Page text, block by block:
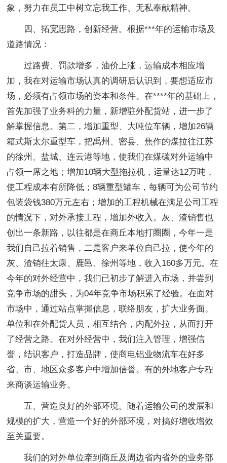
象，努力在员工中树立忘我工作、无私奉献精神。
四、拓宽思路，创新经营。根据***年的运输市场及
道路情况：
过路费、罚款增多，油价上涨，运输成本相应增
加，我在对运输市场认真的调研后认识到，要想适应市
场，必须有占领市场的资本和条件。在****年的基础上，
首先加强了业务科的力量，新增驻外配货站，进一步了
解掌握信息。第二，增加重型、大吨位车辆，增加26辆
箱式斯太尔重型车，把禹州、密县、焦作的煤拉往江苏
的徐州、盐城、连云港等地，使我们在煤碳对外运输中
占领一席之地；增加10辆大型拖拉机，运量达12万吨，
使工程成本有所降低；8辆重型罐车，每辆可为公司节约
包装袋钱380万元左右；增加的工程机械在满足公司工程
的情况下，对外承接工程，增加外收入。灰、渣销售也
创出一条新路，以往都是在商丘本地打圈圈，今年一是
我们自己拉着销售，二是客户来单位自己拉，使今年的
灰、渣销往太康、鹿邑、徐州等地，收入160多万元。在
今年的对外经营中，我们已初步了解进入市场，并尝到
竞争市场的甜头，为04年竞争市场积累了经验。在面对
市场中，通过站点掌握信息，联络朋友，扩大业务面。
单位和在外配货人员，相互结合，内配外拉，从而打开
了经营之路。在对外经营中，我们注入管理，增强信
誉，结识客户，打造品牌，使商电铝业物流车在好多
省、市、地区众多客户中增加信誉。有的外地客户专程
来商谈运输业务。
五、营造良好的外部环境。随着运输公司的发展和
规模的扩大，营造一个好的外部环境，对搞好增收增效
至关重要。
我们的对外单位牵到商丘及周边省内省外的业务部